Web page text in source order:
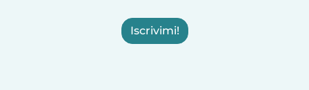
Iscrivimi!